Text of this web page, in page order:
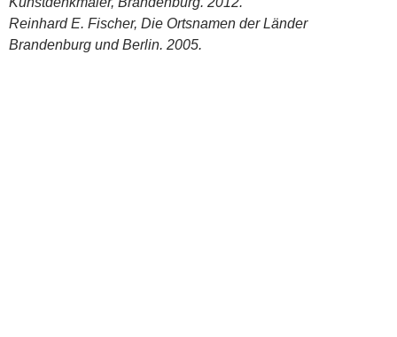
Reinhard E. Fischer, Die Ortsnamen der Länder
Brandenburg und Berlin. 2005.